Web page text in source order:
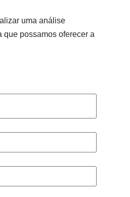
uma análise
possamos oferecer a